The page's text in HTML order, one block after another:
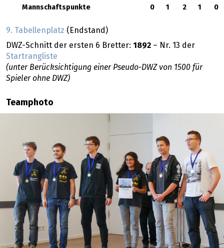
Mannschaftspunkte
0 1 2 1 0
9. Tabellenplatz (Endstand)
DWZ-Schnitt der ersten 6 Bretter: 1892 – Nr. 13 der
Startrangliste
(unter Berücksichtigung einer Pseudo-DWZ von 1500 für
Spieler ohne DWZ)
Teamphoto